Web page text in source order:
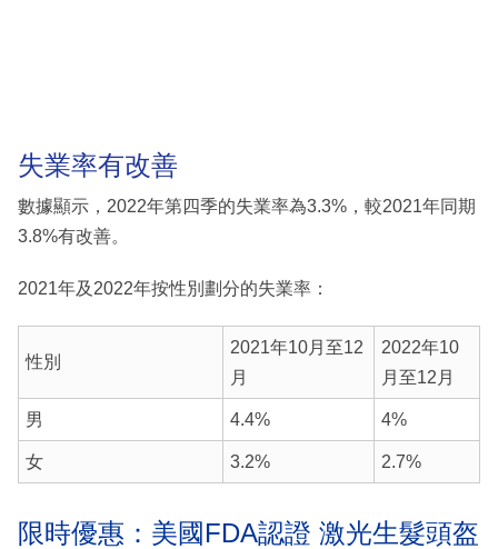
失業率有改善
數據顯示，2022年第四季的失業率為3.3%，較2021年同期
3.8%有改善。
2021年及2022年按性別劃分的失業率：
性別
2021年10月至12
月
2022年10
月至12月
男 4.4% 4%
女 3.2% 2.7%
限時優惠：美國FDA認證 激光生髮頭盔